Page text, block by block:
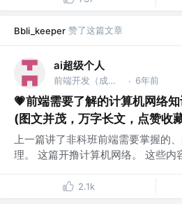
Bbli_keeper 赞了这篇文章
ai超级个人
前端开发（成都） @前端技术专家 · 6年前
💗前端需要了解的计算机网络知
(图文并茂，万字长文，点赞收
上一篇讲了非科班前端需要掌握的
理。 这篇开撸计算机网络。 这些内
2.1k